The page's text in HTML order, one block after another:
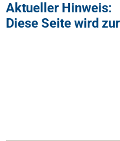
Aktueller Hinweis:
Diese Seite wird